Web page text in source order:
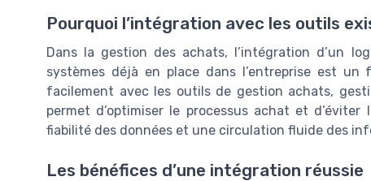
Pourquoi l’intégration avec les outils
Dans la gestion des achats, l’intégration d’un
systèmes déjà en place dans l’entreprise est
facilement avec les outils de gestion achats,
permet d’optimiser le processus achat et
fiabilité des données et une circulation fluide des
Les bénéfices d’une intégration réussie